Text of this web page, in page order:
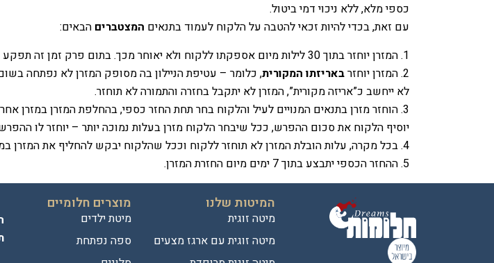
כספי מלא, ללא ניכוי דמי ביטול.
עם זאת, בכדי להיות זכאי להטבה על הלקוח לעמוד בתנאים המצטברים הבאים:
המזרן יוחזר בתוך 30 לילות מיום אספקתו ללקוח ולא יאוחר מכך. בתום פרק זמן זה תפקע ההטבה ולא ניתן יהיה להחזיר את המוצר.
המזרן יוחזרבאריזתו המקורית, כלומר – עטיפת הניילון בה מסופק המזרן לא נפתחה
לא ייחשב כ”אריזה מקורית”, המזרן לא יתקבל בחזרה והתמורה לא תוחזר.
הוחזר מזרן בתנאים המנויים לעיל והלקוח בחר תחת החזר כספי, בהחלפת המזרן במזרן
יוסיף הלקוח את סכום ההפרש, ככל שיבחר הלקוח מזרן בעלות נמוכה יותר – יוחזר לו
בכל מקרה, עלות הובלת המזרן לא תוחזר ללקוח וככל שהלקוח יבקש להחליף את המזרן
ההחזר הכספי יתבצע בתוך 7 ימים מיום החזרת המזרן.
המיטות שלנו
מיטה זוגית
מיטה זוגית עם ארגז מצעים
מוצרים חלומיים
מיטת ילדים
ספה נפתחת